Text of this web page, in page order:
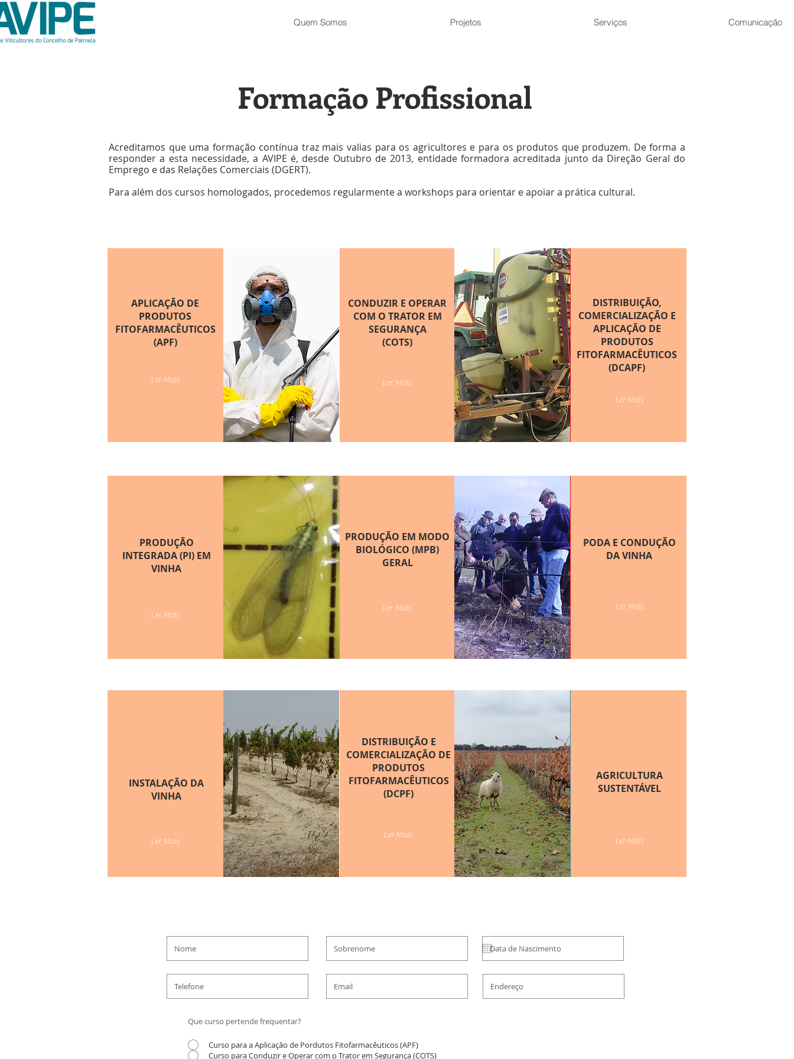
Quem Somos Projetos Serviços Comunicação
Formação Profissional
Acreditamos que uma formação contínua traz mais valias para os agricultores e para os produtos que produzem. De forma a
responder a esta necessidade, a AVIPE é, desde Outubro de 2013, entidade formadora acreditada junto da Direção Geral do
Emprego e das Relações Comerciais (DGERT).
Para além dos cursos homologados, procedemos regularmente a workshops para orientar e apoiar a prática cultural.
APLICAÇÃO DE
PRODUTOS
FITOFARMACÊUTICOS
(APF)
Ler Mais
CONDUZIR E OPERAR
COM O TRATOR EM
SEGURANÇA
(COTS)
Ler Mais
DISTRIBUIÇÃO,
COMERCIALIZAÇÃO E
APLICAÇÃO DE
PRODUTOS
FITOFARMACÊUTICOS
(DCAPF)
Ler Mais
PRODUÇÃO
INTEGRADA (PI) EM
VINHA
Ler Mais
PRODUÇÃO EM MODO
BIOLÓGICO (MPB)
GERAL
Ler Mais
PODA E CONDUÇÃO
DA VINHA
Ler Mais
INSTALAÇÃO DA
VINHA
Ler Mais
DISTRIBUIÇÃO E
COMERCIALIZAÇÃO DE
PRODUTOS
FITOFARMACÊUTICOS
(DCPF)
Ler Mais
AGRICULTURA
SUSTENTÁVEL
Ler Mais
Que curso pertende frequentar?
Curso para a Aplicação de Pordutos Fitofarmacêuticos (APF)
Curso para Conduzir e Operar com o Trator em Segurança (COTS)